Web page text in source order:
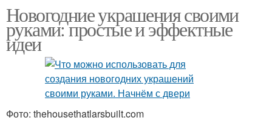
Новогодние украшения своими
руками: простые и эффектные
идеи
Фото: thehousethatlarsbuilt.com